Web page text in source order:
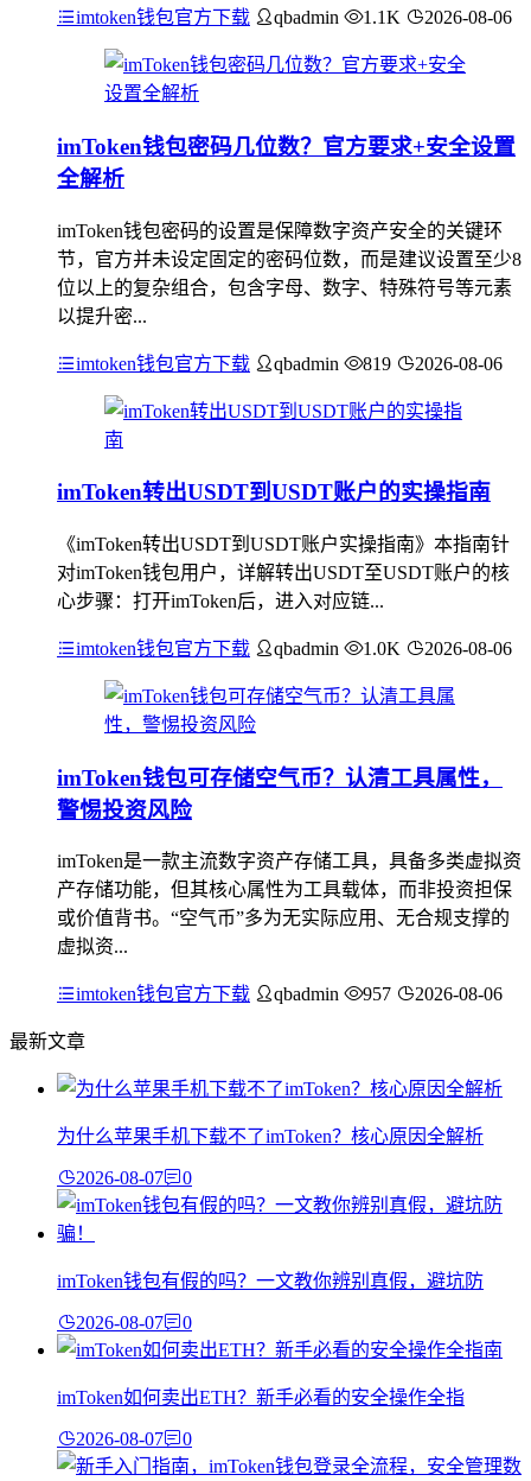
imtoken钱包官方下载 qbadmin 1.1K 2026-08-06
imToken钱包密码几位数？官方要求+安全设置
全解析
imToken钱包密码的设置是保障数字资产安全的关键环
节，官方并未设定固定的密码位数，而是建议设置至少8
位以上的复杂组合，包含字母、数字、特殊符号等元素
以提升密...
imtoken钱包官方下载 qbadmin 819 2026-08-06
imToken转出USDT到USDT账户的实操指南
《imToken转出USDT到USDT账户实操指南》本指南针
对imToken钱包用户，详解转出USDT至USDT账户的核
心步骤：打开imToken后，进入对应链...
imtoken钱包官方下载 qbadmin 1.0K 2026-08-06
imToken钱包可存储空气币？认清工具属性，
警惕投资风险
imToken是一款主流数字资产存储工具，具备多类虚拟资
产存储功能，但其核心属性为工具载体，而非投资担保
或价值背书。“空气币”多为无实际应用、无合规支撑的
虚拟资...
imtoken钱包官方下载 qbadmin 957 2026-08-06
最新文章
为什么苹果手机下载不了imToken？核心原因全解析
2026-08-07 0
imToken钱包有假的吗？一文教你辨别真假，避坑防
2026-08-07 0
imToken如何卖出ETH？新手必看的安全操作全指
2026-08-07 0